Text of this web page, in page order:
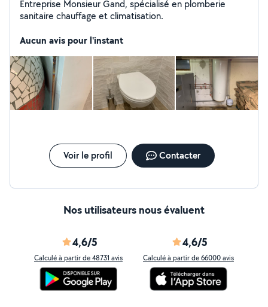
Entreprise Monsieur Gand, spécialisé en plomberie
sanitaire chauffage et climatisation.
Aucun avis pour l'instant
Voir le profil Contacter
Nos utilisateurs nous évaluent
4,6/5
Calculé à partir de 48731 avis
4,6/5
Calculé à partir de 66000 avis